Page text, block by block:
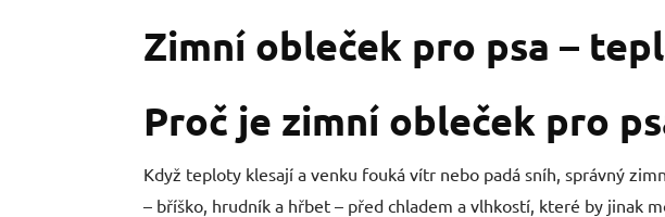
Zimní obleček pro psa –
Proč je zimní obleček pro
Když teploty klesají a venku fouká vítr nebo padá sníh, správný
– bříško, hrudník a hřbet – před chladem a vlhkostí, které by jinak